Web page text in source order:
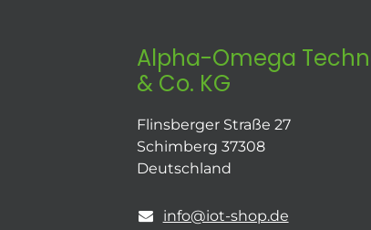
Alpha-Omega
& Co. KG
Flinsberger Straße 27
Schimberg 37308
Deutschland
info@iot-shop.de